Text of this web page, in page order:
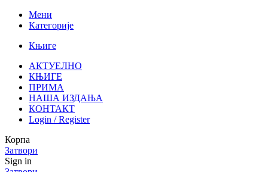
Мени
Категорије
Књиге
АКТУЕЛНО
КЊИГЕ
ПРИМА
НАША ИЗДАЊА
КОНТАКТ
Login / Register
Корпа
Затвори
Sign in